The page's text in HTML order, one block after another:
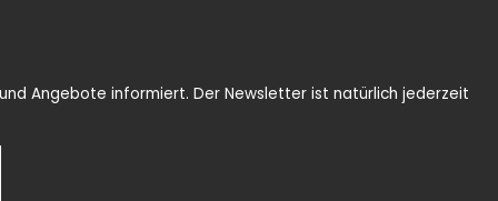
Angebote informiert. Der Newsletter ist natürlich jederzeit